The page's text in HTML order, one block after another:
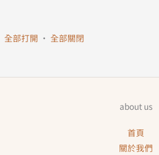
全部打開 · 全部關閉
about us
首頁
關於我們